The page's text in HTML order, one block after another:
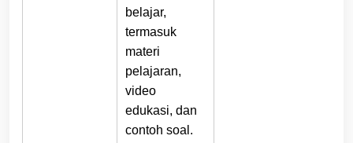
belajar,
termasuk
materi
pelajaran,
video
edukasi, dan
contoh soal.